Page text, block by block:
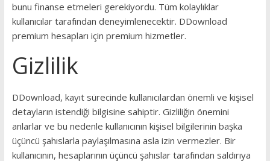
bunu finanse etmeleri gerekiyordu. Tüm kolaylıklar
kullanıcılar tarafından deneyimlenecektir. DDownload
premium hesapları için premium hizmetler.
Gizlilik
DDownload, kayıt sürecinde kullanıcılardan önemli ve kişisel
detayların istendiği bilgisine sahiptir. Gizliliğin önemini
anlarlar ve bu nedenle kullanıcının kişisel bilgilerinin başka
üçüncü şahıslarla paylaşılmasına asla izin vermezler. Bir
kullanıcının, hesaplarının üçüncü şahıslar tarafından saldırıya